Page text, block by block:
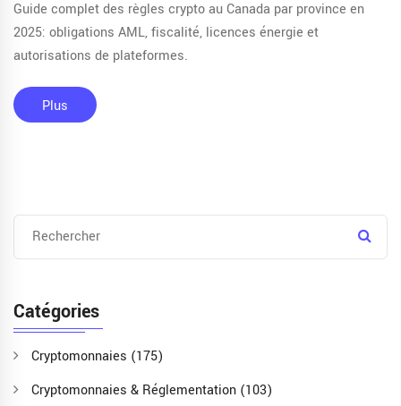
Guide complet des règles crypto au Canada par province en
2025: obligations AML, fiscalité, licences énergie et
autorisations de plateformes.
Plus
Catégories
Cryptomonnaies (175)
Cryptomonnaies & Réglementation (103)